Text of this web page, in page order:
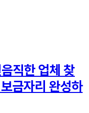
직한 업체 찾
금자리 완성하